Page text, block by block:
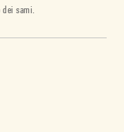
dei sami.